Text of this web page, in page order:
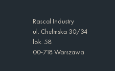
Rascal Industry
ul. Chełmska 30/34
lok. 58
00-718 Warszawa